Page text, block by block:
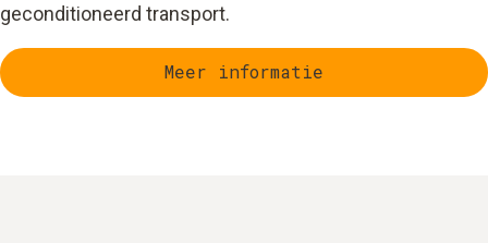
geconditioneerd transport.
Meer informatie